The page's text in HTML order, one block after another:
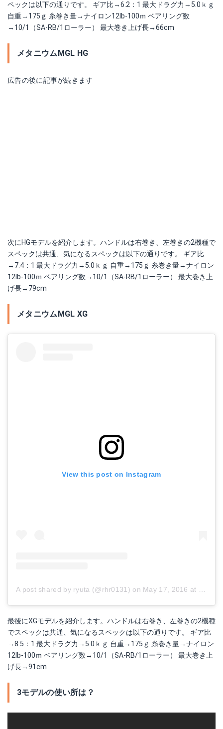
ペックは以下の通りです。 ギア比→6.2：1 最大ドラグ力→5.0ｋｇ
自重→175ｇ 糸巻き量→ナイロン12lb-100ｍ ベアリング数
→10/1（SA-RB/1ローラー） 最大巻き上げ長→66cm
メタニウムMGL HG
広告の後に記事が続きます
次にHGモデルを紹介します。ハンドルは右巻き、左巻きの2機種で
スペックは共通、気になるスペックは以下の通りです。 ギア比
→7.4：1 最大ドラグ力→5.0ｋｇ 自重→175ｇ 糸巻き量→ナイロン
12lb-100ｍ ベアリング数→10/1（SA-RB/1ローラー） 最大巻き上
げ長→79cm
メタニウムMGL XG
View this post on Instagram
A post shared by ryuta (@rhr0131) on May 17, 2016 at 5:38am PDT
最後にXGモデルを紹介します。ハンドルは右巻き、左巻きの2機種
でスペックは共通、気になるスペックは以下の通りです。 ギア比
→8.5：1 最大ドラグ力→5.0ｋｇ 自重→175ｇ 糸巻き量→ナイロン
12lb-100ｍ ベアリング数→10/1（SA-RB/1ローラー） 最大巻き上
げ長→91cm
3モデルの使い所は？